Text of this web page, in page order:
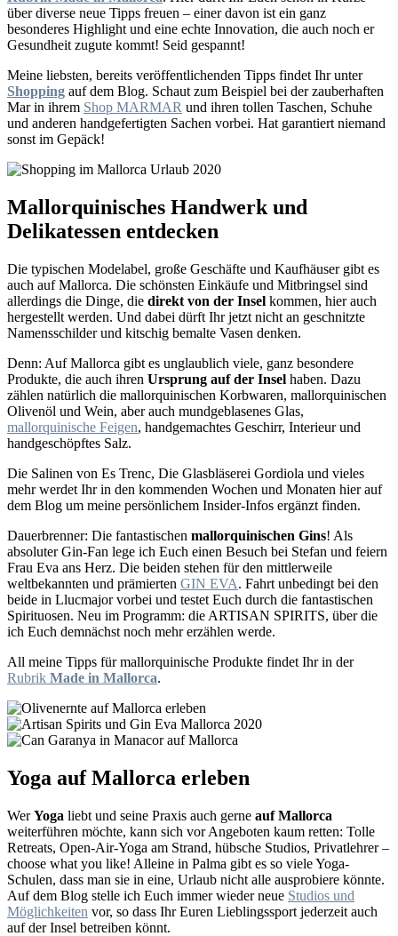
über diverse neue Tipps freuen – einer davon ist ein ganz
besonderes Highlight und eine echte Innovation, die auch noch er
Gesundheit zugute kommt! Seid gespannt!
Meine liebsten, bereits veröffentlichenden Tipps findet Ihr unter
Shopping auf dem Blog. Schaut zum Beispiel bei der zauberhaften
Mar in ihrem Shop MARMAR und ihren tollen Taschen, Schuhe
und anderen handgefertigten Sachen vorbei. Hat garantiert niemand
sonst im Gepäck!
Mallorquinisches Handwerk und
Delikatessen entdecken
Die typischen Modelabel, große Geschäfte und Kaufhäuser gibt es
auch auf Mallorca. Die schönsten Einkäufe und Mitbringsel sind
allerdings die Dinge, die direkt von der Insel kommen, hier auch
hergestellt werden. Und dabei dürft Ihr jetzt nicht an geschnitzte
Namensschilder und kitschig bemalte Vasen denken.
Denn: Auf Mallorca gibt es unglaublich viele, ganz besondere
Produkte, die auch ihren Ursprung auf der Insel haben. Dazu
zählen natürlich die mallorquinischen Korbwaren, mallorquinischen
Olivenöl und Wein, aber auch mundgeblasenes Glas,
mallorquinische Feigen, handgemachtes Geschirr, Interieur und
handgeschöpftes Salz.
Die Salinen von Es Trenc, Die Glasbläserei Gordiola und vieles
mehr werdet Ihr in den kommenden Wochen und Monaten hier auf
dem Blog um meine persönlichem Insider-Infos ergänzt finden.
Dauerbrenner: Die fantastischen mallorquinischen Gins! Als
absoluter Gin-Fan lege ich Euch einen Besuch bei Stefan und feiern
Frau Eva ans Herz. Die beiden stehen für den mittlerweile
weltbekannten und prämierten GIN EVA. Fahrt unbedingt bei den
beide in Llucmajor vorbei und testet Euch durch die fantastischen
Spirituosen. Neu im Programm: die ARTISAN SPIRITS, über die
ich Euch demnächst noch mehr erzählen werde.
All meine Tipps für mallorquinische Produkte findet Ihr in der
Rubrik Made in Mallorca.
Yoga auf Mallorca erleben
WerYoga liebt und seine Praxis auch gerne auf Mallorca
weiterführen möchte, kann sich vor Angeboten kaum retten: Tolle
Retreats, Open-Air-Yoga am Strand, hübsche Studios, Privatlehrer –
choose what you like! Alleine in Palma gibt es so viele Yoga-
Schulen, dass man sie in eine, Urlaub nicht alle ausprobiere könnte.
Auf dem Blog stelle ich Euch immer wieder neue Studios und
Möglichkeiten vor, so dass Ihr Euren Lieblingssport jederzeit auch
auf der Insel betreiben könnt.